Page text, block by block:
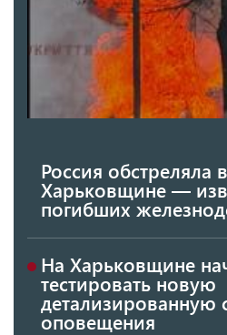
Россия обстреляла
Харьковщине —
погибших
На Харьковщине
тестировать новую
детализированную
оповещения